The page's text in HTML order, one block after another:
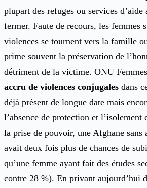
plupart des refuges ou services
fermer. Faute de recours, les femmes
violences se tournent vers la famille
prime souvent la préservation de
détriment de la victime. ONU
accru de violences conjugales dans
déjà présent de longue date mais
l’absence de protection et l’isolement
la prise de pouvoir, une Afghane sans
avait deux fois plus de chances de
qu’une femme ayant fait des études
contre 28 %). En privant aujourd’hui